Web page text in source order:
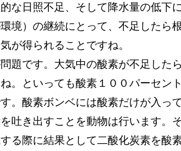
な日照不足、そして降水量の低下
境）の継続にとって、不足したら
が得られることですね。
題です。大気中の酸素が不足した
。といっても酸素１００パーセン
。酸素ボンベには酸素だけが入っ
吐き出すことを動物は行います。
る際に結果として二酸化炭素を酸